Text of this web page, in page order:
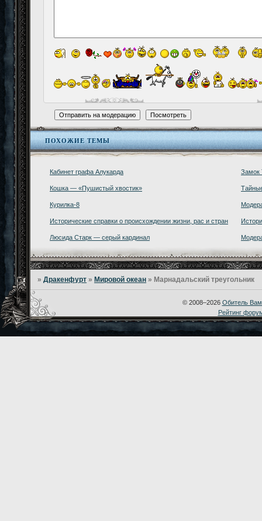
ПОХОЖИЕ ТЕМЫ
Кабинет графа Алукарда Замок
Кошка — «Пушистый хвостик»
Курилка-8
Исторические справки о происхождении жизни, рас и стран
Люсида Старк — серый кардинал
»Дракенфурт » Мировой океан » Марнадальский треугольник
Рейтинг
© 2008–2026 Обитель